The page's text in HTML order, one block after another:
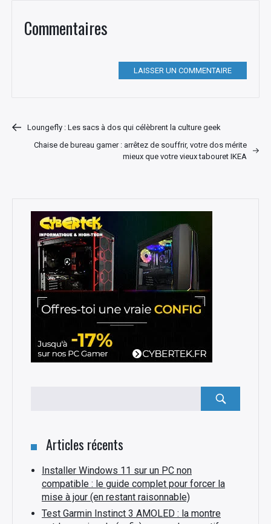
Commentaires
LAISSER UN COMMENTAIRE
Loungefly : Les sacs à dos qui célèbrent la culture geek
Chaise de bureau gamer : arrêtez de souffrir, votre dos mérite
mieux que votre vieux tabouret IKEA
Articles récents
Installer Windows 11 sur un PC non
compatible : le guide complet pour forcer la
mise à jour (en restant raisonnable)
Test Garmin Instinct 3 AMOLED : la montre